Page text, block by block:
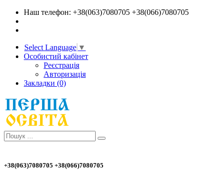
Наш телефон: +38(063)7080705 +38(066)7080705
Select Language ▼
Особистий кабінет
Реєстрація
Авторизація
Закладки (0)
+38(063)7080705 +38(066)7080705